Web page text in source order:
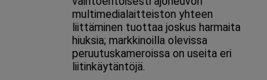
multimedialaitteiston yhteen
liittäminen tuottaa joskus harmaita
hiuksia; markkinoilla olevissa
peruutuskameroissa on useita eri
liitinkäytäntöjä.